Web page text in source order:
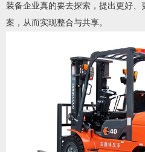
装备企业真的要去探索，提出更好
案，从而实现整合与共享。